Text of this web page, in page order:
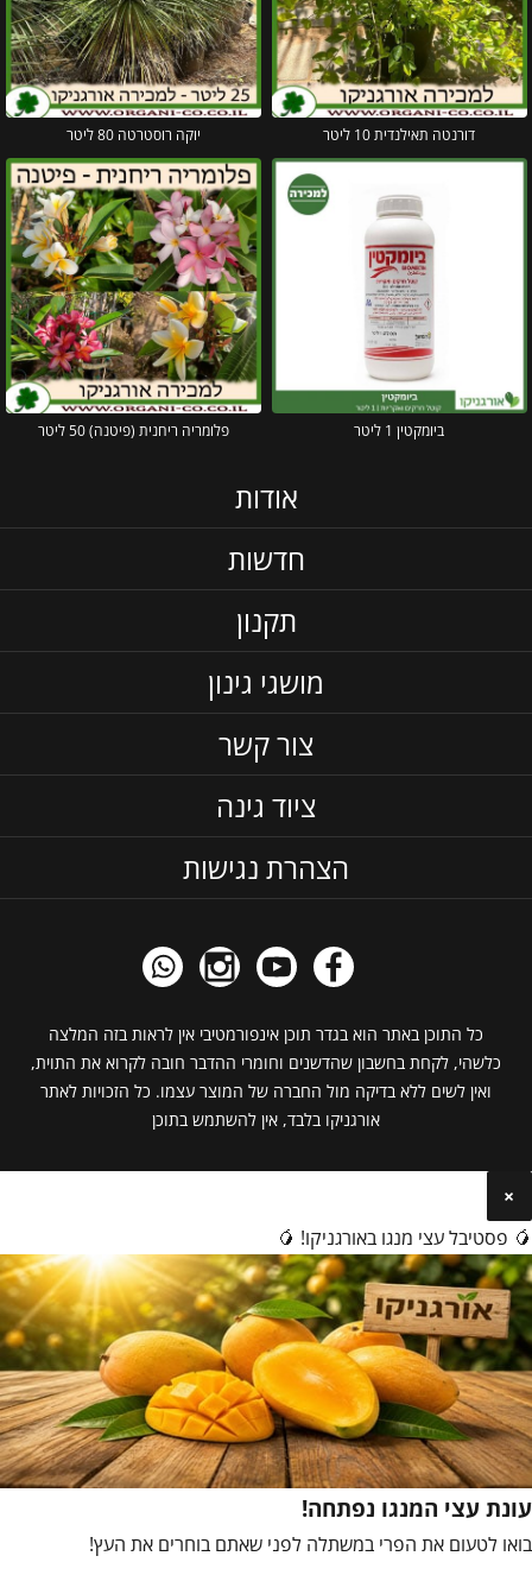
דורנטה תאילנדית 10 ליטר יוקה רוסטרטה 80 ליטר
ביומקטין 1 ליטר פלומריה ריחנית (פיטנה) 50 ליטר
אודות
חדשות
תקנון
מושגי גינון
צור קשר
ציוד גינה
הצהרת נגישות
כל התוכן באתר הוא בגדר תוכן אינפורמטיבי אין לראות בזה המלצה
כלשהי, לקחת בחשבון שהדשנים וחומרי ההדבר חובה לקרוא את התוית,
ואין לשים ללא בדיקה מול החברה של המוצר עצמו. כל הזכויות לאתר
אורגניקו בלבד, אין להשתמש בתוכן
×
🥭 פסטיבל עצי מנגו באורגניקו! 🥭
עונת עצי המנגו נפתחה!
בואו לטעום את הפרי במשתלה לפני שאתם בוחרים את העץ!